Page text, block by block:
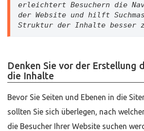
erleichtert Besuchern die
der Website und hilft
Struktur der Inhalte besser
Denken Sie vor der Erstellung
die Inhalte
Bevor Sie Seiten und Ebenen in die
sollten Sie sich überlegen, nach
die Besucher Ihrer Website suchen